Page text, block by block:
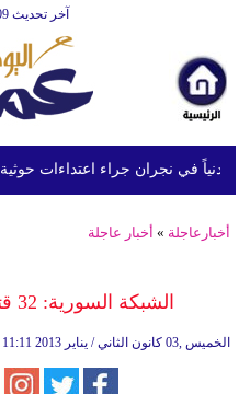
آخر تحديث GMT21:59:09
أخبارعاجلة » أخبار عاجلة
الشبكة السورية: 32 قتيلاً بنيران قوات الأسد
11:11 2013 الخميس ,03 كانون الثاني / يناير